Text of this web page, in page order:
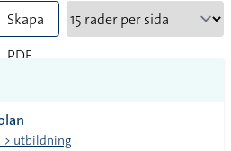
Skapa
PDF
> utbildning